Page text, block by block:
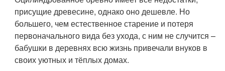
присущие древесине, однако оно дешевле. Но
большего, чем естественное старение и потеря
первоначального вида без ухода, с ним не случится –
бабушки в деревнях всю жизнь привечали внуков в
своих уютных и тёплых домах.